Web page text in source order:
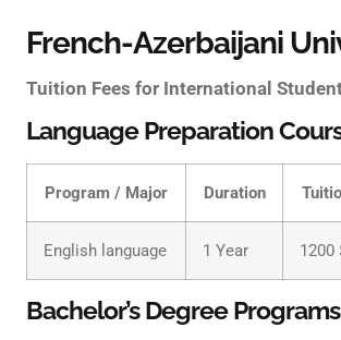
French-Azerbaijani
Tuition Fees for International
Language Preparation
Program / Major Duration
English language 1 Year 1200
Bachelor’s Degree Programs